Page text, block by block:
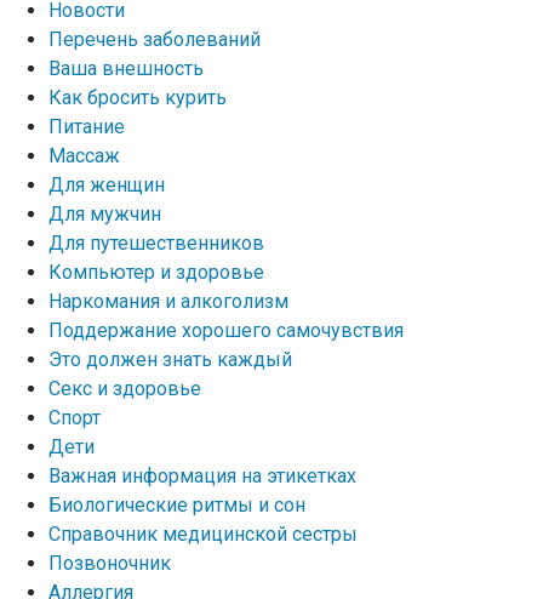
Новости
Перечень заболеваний
Ваша внешность
Как бросить курить
Питание
Массаж
Для женщин
Для мужчин
Для путешественников
Компьютер и здоровье
Наркомания и алкоголизм
Поддержание хорошего самочувствия
Это должен знать каждый
Секс и здоровье
Спорт
Дети
Важная информация на этикетках
Биологические ритмы и сон
Справочник медицинской сестры
Позвоночник
Аллергия